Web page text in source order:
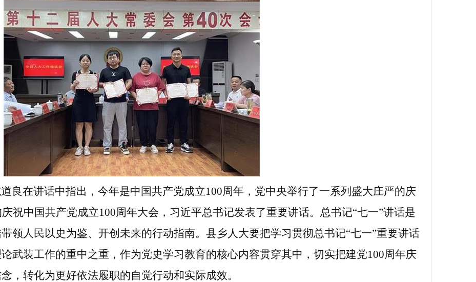
良在讲话中指出，今年是中国共产党成立100周年，党中央举行了一系列盛大庄严的庆
祝中国共产党成立100周年大会，习近平总书记发表了重要讲话。总书记“七一”讲话是
领人民以史为鉴、开创未来的行动指南。县乡人大要把学习贯彻总书记“七一”重要讲话
武装工作的重中之重，作为党史学习教育的核心内容贯穿其中，切实把建党100周年庆
，转化为更好依法履职的自觉行动和实际成效。